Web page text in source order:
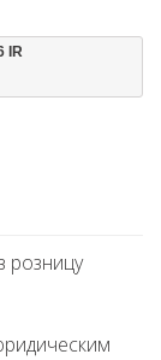
IR
розницу